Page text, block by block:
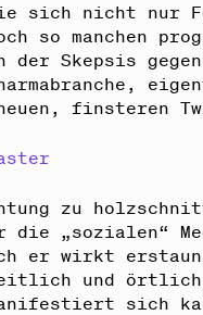
sich nicht nur
so manchen
der Skepsis
finsteren
zu
„sozialen“
er wirkt
zeitlich und
sich